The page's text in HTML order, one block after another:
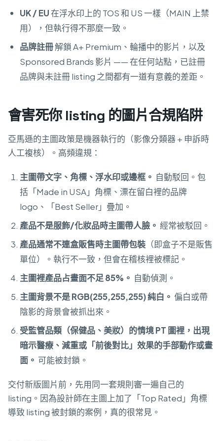
UK / EU在浮水印上的 TOS 和 US 一樣（MAIN 上禁
用），但執行得不那麼一致。
品牌註冊解鎖 A+ Premium、輪播中的影片，以及
Sponsored Brands 影片 —— 在任何站點，已註冊
品牌與未註冊 listing 之間都有一道有意義的差距。
會害死你 listing 的圖片合規陷阱
亞馬遜的主圖政策是機器執行的（影像分類器 + 申訴時
人工複核）。高頻違規：
主圖帶文字、角標、浮水印或邊框。 自動駁回。包
括「Made in USA」角標、漂在留白裡的品牌
logo、「Best Seller」疊加。
產品不是服飾/化妝品時主圖帶人臉。 經常被駁回。
產品通常不連盒販售時主圖帶包裝 （即盒子不是販售
單位）。執行不一致，但會在稽核裡被標記。
主圖裡產品占畫面不足 85%。 自動偵測。
主圖背景不是 RGB(255,255,255) 純白。 偏白或帶
陰影的背景會被抓出來。
受監管品類（保健品、美妝）的情境 PT 圖裡，出現
暗示醫療、減重或「前後對比」效果的手部動作或畫
面。 可能被封鎖。
交付新版圖片前，先用同一套規則審一遍自己的
listing。因為設計師在主圖上加了「Top Rated」角標
導致 listing 被封鎖的案例，真的很常見。